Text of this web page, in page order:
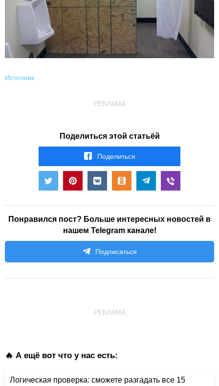
Источник
РЕКЛАМА
Поделиться этой статьёй
Поделиться
Понравился пост? Больше интересных новостей в
нашем Telegram канале!
Подписаться
РЕКЛАМА
🔥 А ещё вот что у нас есть:
Логическая проверка: сможете разгадать все 15